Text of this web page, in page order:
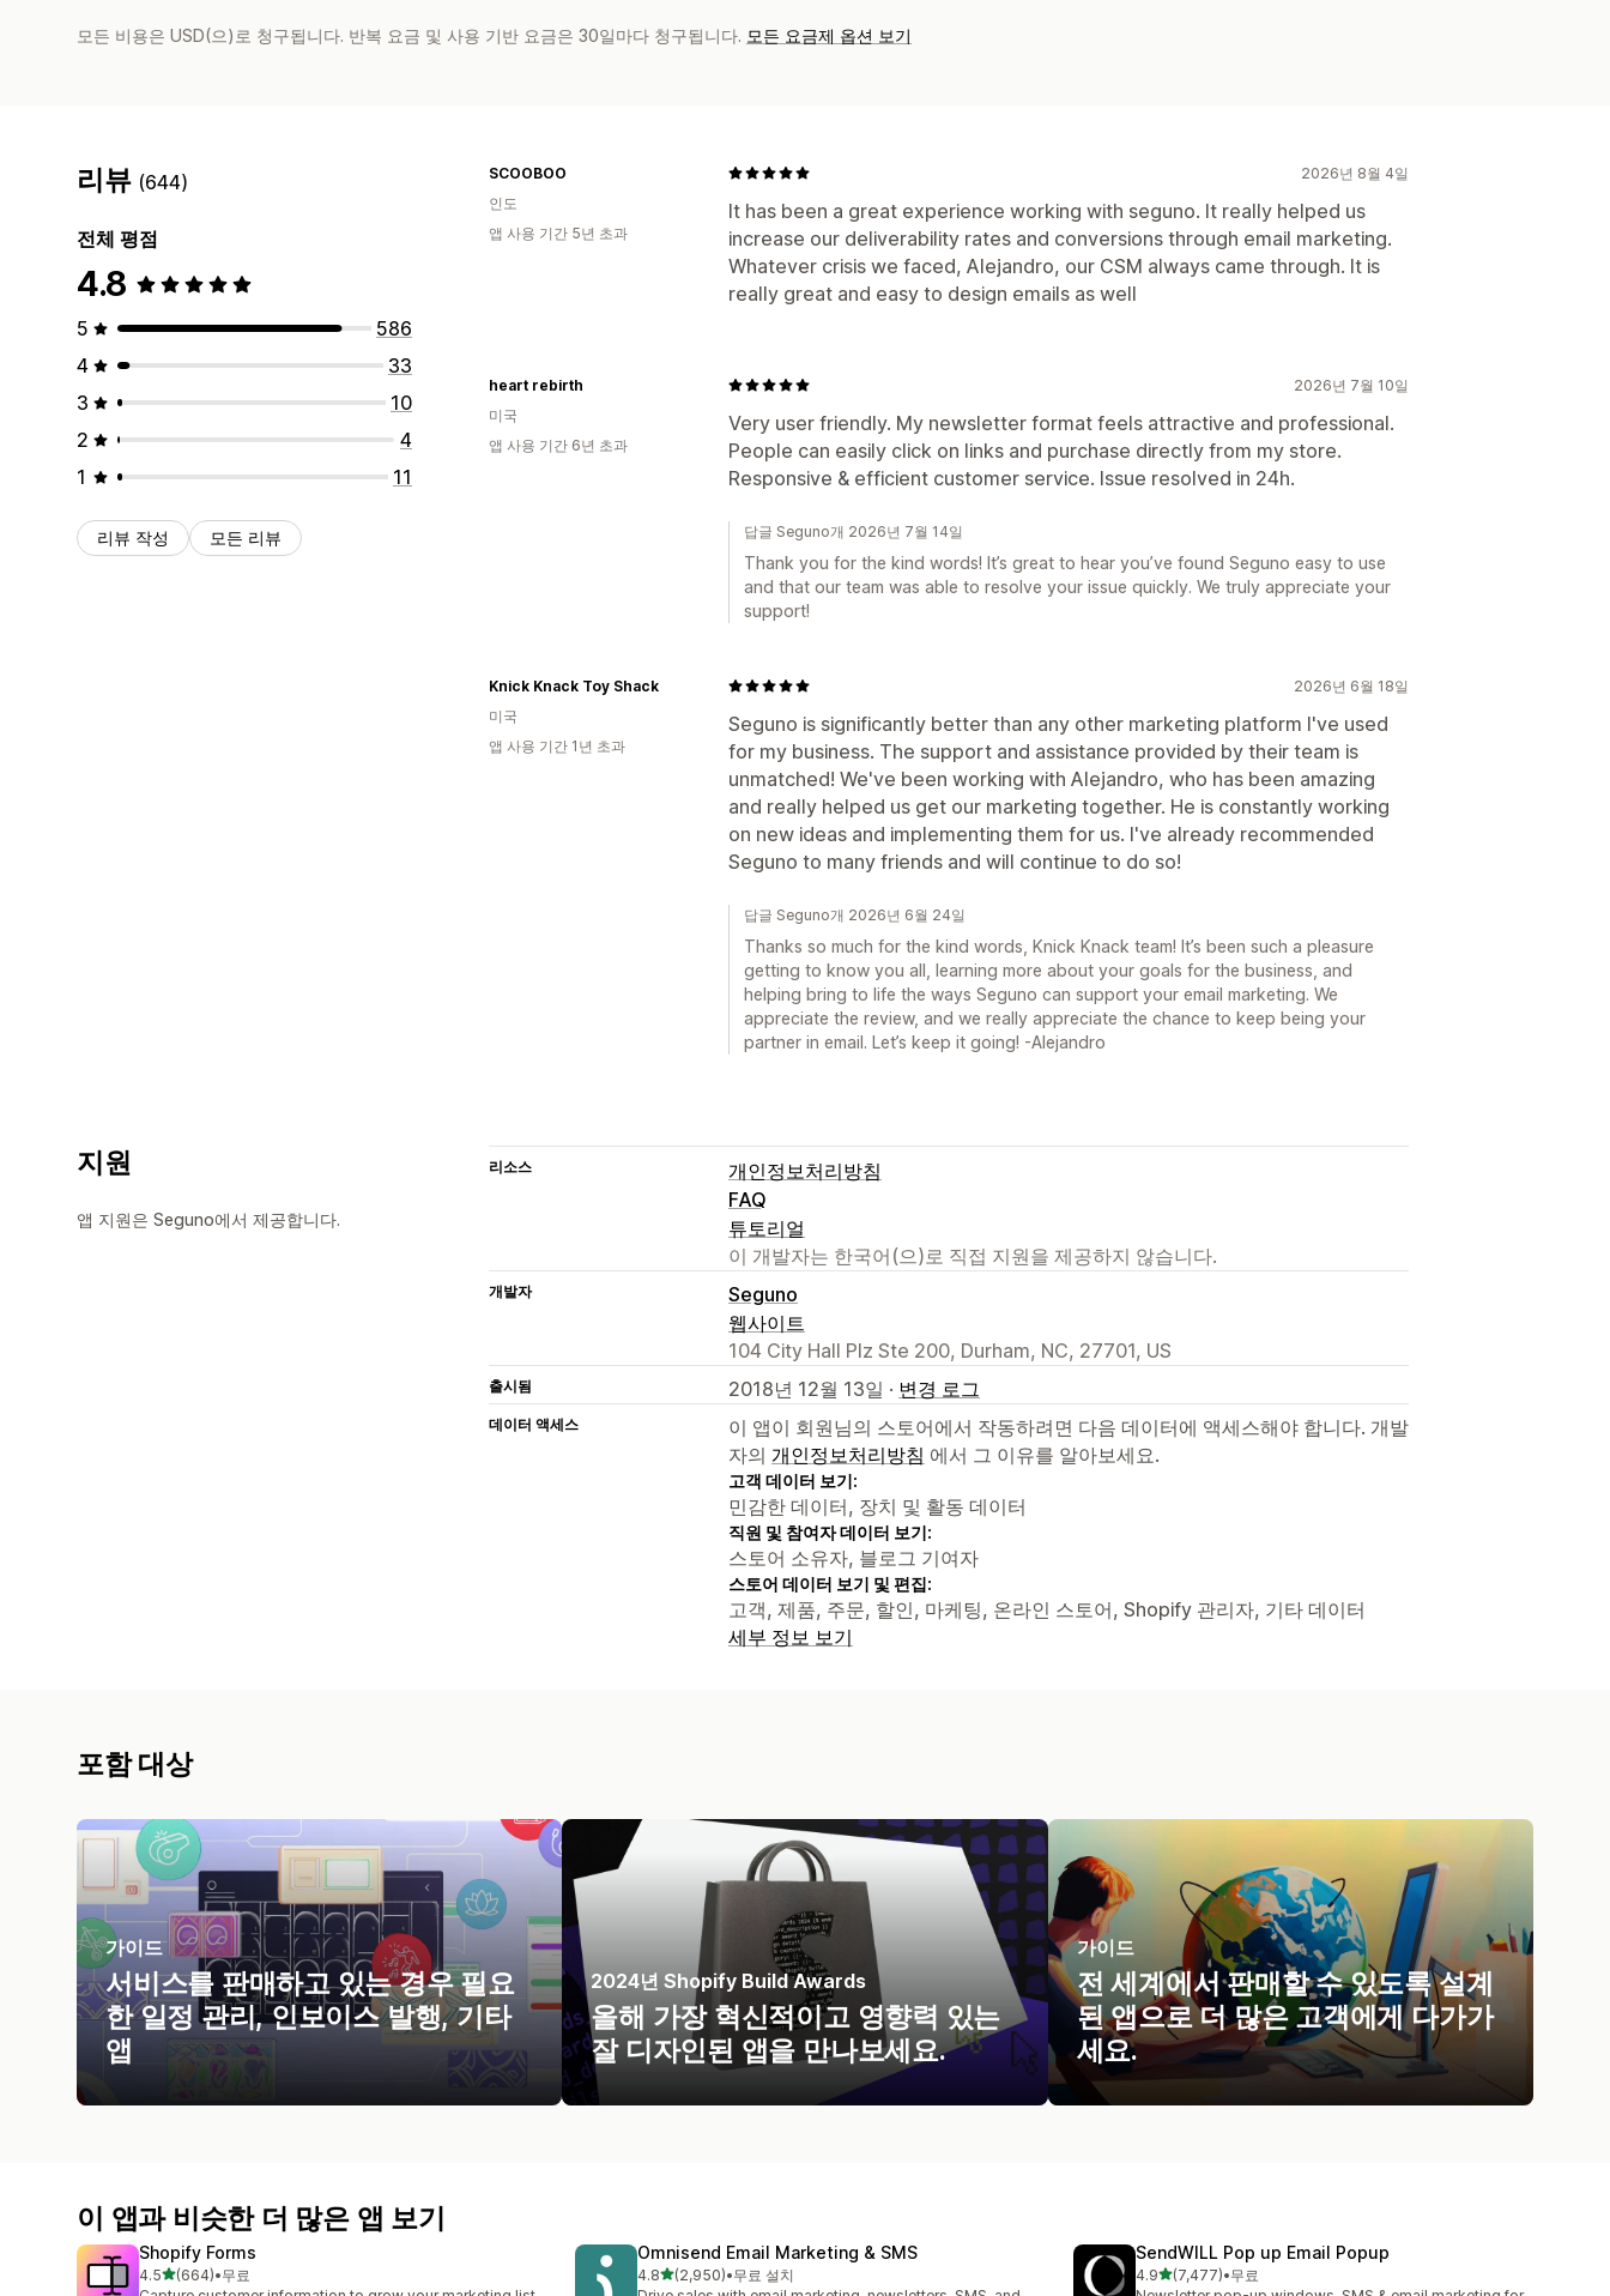
모든 비용은 USD(으)로 청구됩니다. 반복 요금 및 사용 기반 요금은 30일마다 청구됩니다. 모든 요금제 옵션 보기
리뷰 (644)
전체 평점
4.8
5
586
4
33
3
10
2
4
1
11
리뷰 작성 모든 리뷰
2026년 8월 4일
It has been a great experience working with seguno. It really helped us
increase our deliverability rates and conversions through email marketing.
Whatever crisis we faced, Alejandro, our CSM always came through. It is
really great and easy to design emails as well
SCOOBOO
인도
앱 사용 기간 5년 초과
2026년 7월 10일
Very user friendly. My newsletter format feels attractive and professional.
People can easily click on links and purchase directly from my store.
Responsive & efficient customer service. Issue resolved in 24h.
heart rebirth
미국
앱 사용 기간 6년 초과
답글 Seguno개 2026년 7월 14일
Thank you for the kind words! It’s great to hear you’ve found Seguno easy to use
and that our team was able to resolve your issue quickly. We truly appreciate your
support!
2026년 6월 18일
Seguno is significantly better than any other marketing platform I've used
for my business. The support and assistance provided by their team is
unmatched! We've been working with Alejandro, who has been amazing
and really helped us get our marketing together. He is constantly working
on new ideas and implementing them for us. I've already recommended
Seguno to many friends and will continue to do so!
Knick Knack Toy Shack
미국
앱 사용 기간 1년 초과
답글 Seguno개 2026년 6월 24일
Thanks so much for the kind words, Knick Knack team! It’s been such a pleasure
getting to know you all, learning more about your goals for the business, and
helping bring to life the ways Seguno can support your email marketing. We
appreciate the review, and we really appreciate the chance to keep being your
partner in email. Let’s keep it going! -Alejandro
지원
앱 지원은 Seguno에서 제공합니다.
리소스
개인정보처리방침
FAQ
튜토리얼
이 개발자는 한국어(으)로 직접 지원을 제공하지 않습니다.
개발자
Seguno
웹사이트
104 City Hall Plz Ste 200, Durham, NC, 27701, US
출시됨 2018년 12월 13일 · 변경 로그
데이터 액세스
이 앱이 회원님의 스토어에서 작동하려면 다음 데이터에 액세스해야 합니다. 개발
자의 개인정보처리방침 에서 그 이유를 알아보세요.
고객 데이터 보기:
민감한 데이터, 장치 및 활동 데이터
직원 및 참여자 데이터 보기:
스토어 소유자, 블로그 기여자
스토어 데이터 보기 및 편집:
고객, 제품, 주문, 할인, 마케팅, 온라인 스토어, Shopify 관리자, 기타 데이터
세부 정보 보기
포함 대상
가이드
서비스를 판매하고 있는 경우 필요
한 일정 관리, 인보이스 발행, 기타
앱
2024년 Shopify Build Awards
올해 가장 혁신적이고 영향력 있는
잘 디자인된 앱을 만나보세요.
가이드
전 세계에서 판매할 수 있도록 설계
된 앱으로 더 많은 고객에게 다가가
세요.
이 앱과 비슷한 더 많은 앱 보기
Shopify Forms
4.5별 5개 중
(664)
총 리뷰 664개
•무료
Omnisend Email Marketing & SMS
4.8별 5개 중
(2,950)
총 리뷰 2950개
•무료 설치
SendWILL Pop up Email Popup
4.9별 5개 중
(7,477)
총 리뷰 7477개
•무료